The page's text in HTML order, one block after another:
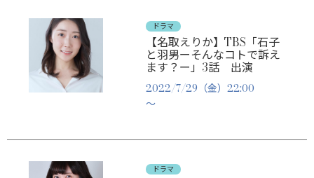
ドラマ
【名取えりか】TBS「石子
と羽男ーそんなコトで訴え
ます？ー」3話 出演
2022/7/29（金）22:00
～
ドラマ